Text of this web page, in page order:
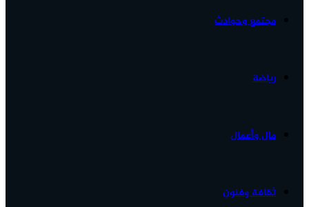
مجتمع وحوادث
رياضة
مال وأعمال
ثقافة وفنون